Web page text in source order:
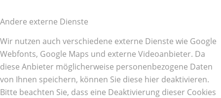
Andere externe Dienste
Wir nutzen auch verschiedene externe Dienste wie Google
Webfonts, Google Maps und externe Videoanbieter. Da
diese Anbieter möglicherweise personenbezogene Daten
von Ihnen speichern, können Sie diese hier deaktivieren.
Bitte beachten Sie, dass eine Deaktivierung dieser Cookies